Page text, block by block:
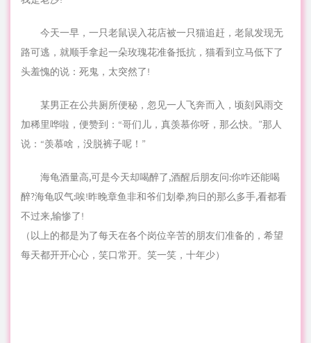
今天一早，一只老鼠误入花店被一只猫追赶，老鼠发现无
路可逃，就顺手拿起一朵玫瑰花准备抵抗，猫看到立马低下了
头羞愧的说：死鬼，太突然了!
某男正在公共厕所便秘，忽见一人飞奔而入，顷刻风雨交
加稀里哗啦，便赞到：“哥们儿，真羡慕你呀，那么快。”那人
说：“羡慕啥，没脱裤子呢！”
海龟酒量高,可是今天却喝醉了,酒醒后朋友问:你咋还能喝
醉?海龟叹气:唉!昨晚章鱼非和爷们划拳,狗日的那么多手,看都看
不过来,输惨了!
（以上的都是为了每天在各个岗位辛苦的朋友们准备的，希望
每天都开开心心，笑口常开。笑一笑，十年少）